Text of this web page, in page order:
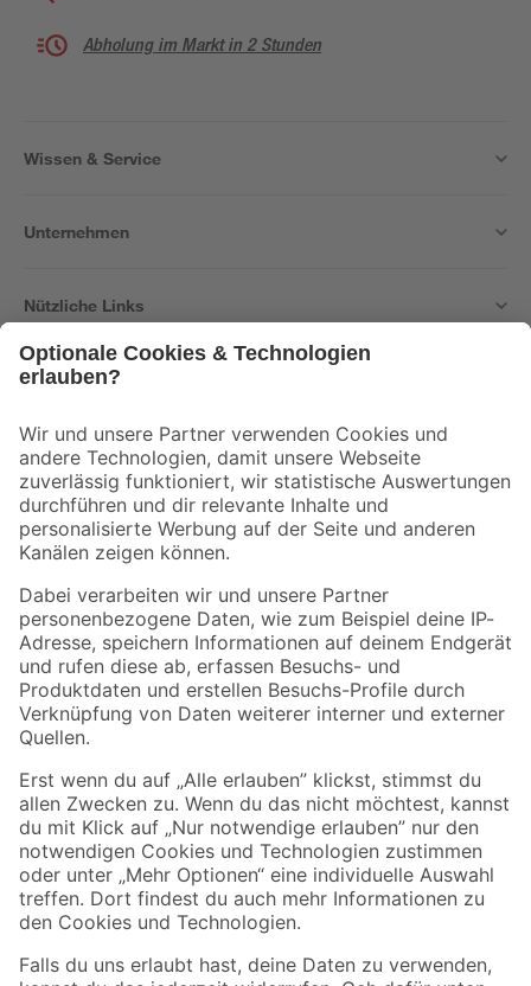
Abholung im Markt in 2 Stunden
Wissen & Service
Unternehmen
Nützliche Links
Der toom Newsletter: Keine Angebote und Aktionen mehr verpassen!
Zur Newsletter Anmeldung
Folge uns
Zahlungsarten Versandarten
Sicher einkaufen
Jetzt die toom-App herunterladen